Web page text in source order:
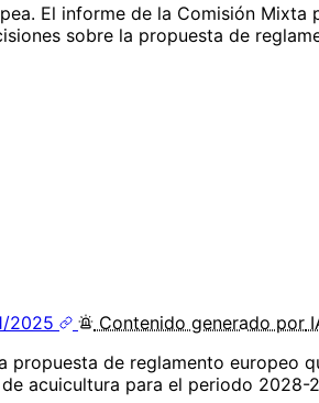
El informe de la Comisión Mixta
sobre la propuesta de
2025 Contenido generado por
de reglamento europeo
acuicultura para el periodo 2028-